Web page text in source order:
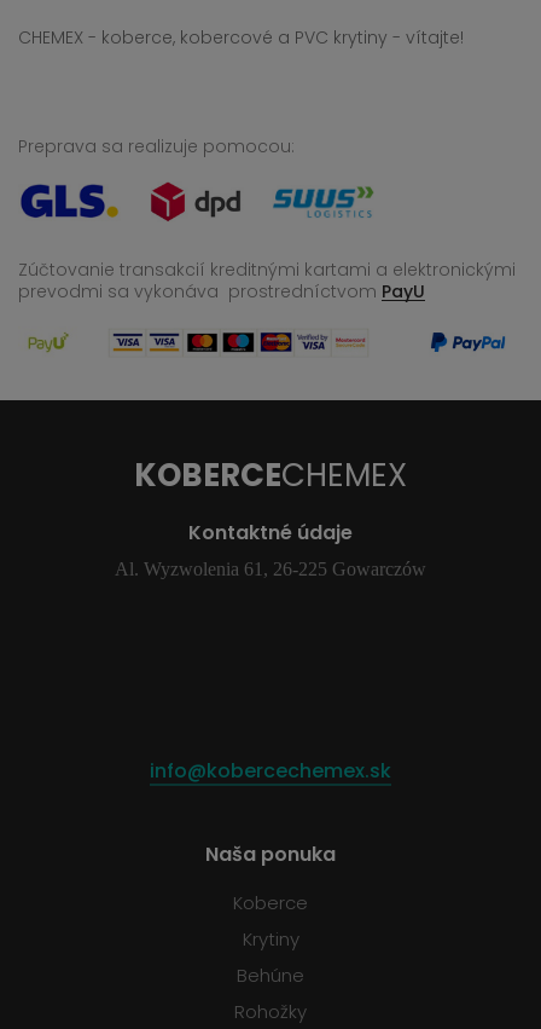
CHEMEX - koberce, kobercové a PVC krytiny - vítajte!
Preprava sa realizuje pomocou:
Zúčtovanie transakcií kreditnými kartami a elektronickými
prevodmi sa vykonáva prostredníctvom PayU
KOBERCECHEMEX
Kontaktné údaje
Al. Wyzwolenia 61, 26-225 Gowarczów
info@kobercechemex.sk
Naša ponuka
Koberce
Krytiny
Behúne
Rohožky